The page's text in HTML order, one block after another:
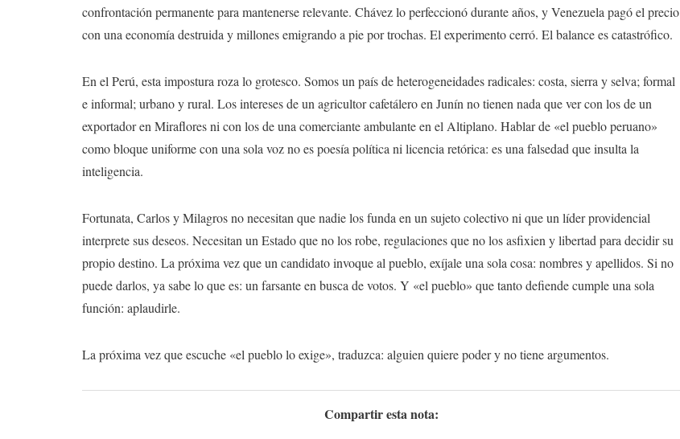
confrontación permanente para mantenerse relevante. Chávez lo perfeccionó durante años, y Venezuela pagó el precio
con una economía destruida y millones emigrando a pie por trochas. El experimento cerró. El balance es catastrófico.
En el Perú, esta impostura roza lo grotesco. Somos un país de heterogeneidades radicales: costa, sierra y selva; formal
e informal; urbano y rural. Los intereses de un agricultor cafetálero en Junín no tienen nada que ver con los de un
exportador en Miraflores ni con los de una comerciante ambulante en el Altiplano. Hablar de «el pueblo peruano»
como bloque uniforme con una sola voz no es poesía política ni licencia retórica: es una falsedad que insulta la
inteligencia.
Fortunata, Carlos y Milagros no necesitan que nadie los funda en un sujeto colectivo ni que un líder providencial
interprete sus deseos. Necesitan un Estado que no los robe, regulaciones que no los asfixien y libertad para decidir su
propio destino. La próxima vez que un candidato invoque al pueblo, exíjale una sola cosa: nombres y apellidos. Si no
puede darlos, ya sabe lo que es: un farsante en busca de votos. Y «el pueblo» que tanto defiende cumple una sola
función: aplaudirle.
La próxima vez que escuche «el pueblo lo exige», traduzca: alguien quiere poder y no tiene argumentos.
Compartir esta nota: